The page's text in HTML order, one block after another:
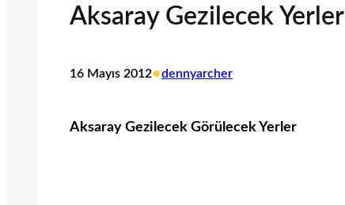
Aksaray Gezilecek Yerler
16 Mayıs 2012•dennyarcher
Aksaray Gezilecek Görülecek Yerler